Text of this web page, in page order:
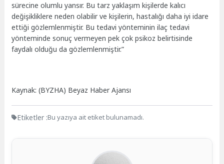
sürecine olumlu yansır. Bu tarz yaklaşım kişilerde kalıcı
değişikliklere neden olabilir ve kişilerin, hastalığı daha iyi idare
ettiği gözlemlenmiştir. Bu tedavi yönteminin ilaç tedavi
yönteminde sonuç vermeyen pek çok psikoz belirtisinde
faydalı olduğu da gözlemlenmiştir.”
Kaynak: (BYZHA) Beyaz Haber Ajansı
Etiketler :Bu yazıya ait etiket bulunamadı.